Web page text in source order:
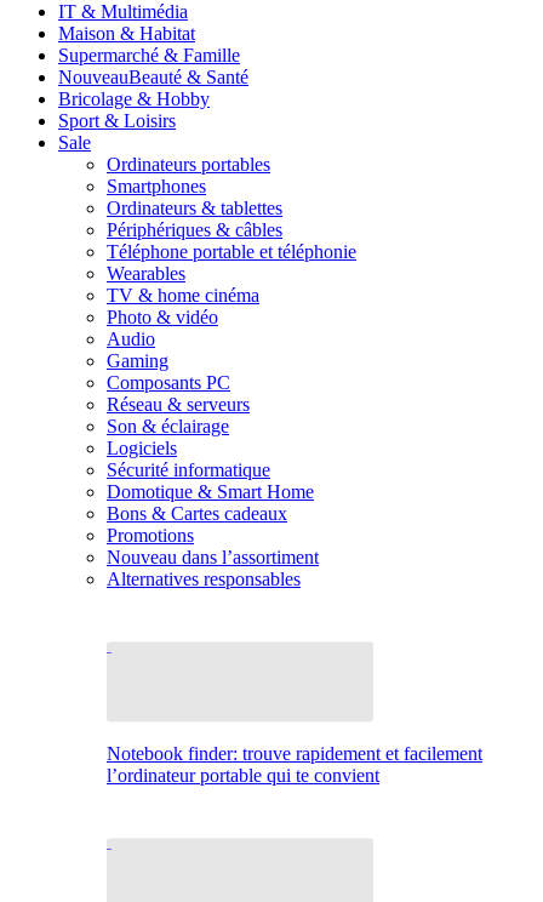
IT & Multimédia
Maison & Habitat
Supermarché & Famille
NouveauBeauté & Santé
Bricolage & Hobby
Sport & Loisirs
Sale
Ordinateurs portables
Smartphones
Ordinateurs & tablettes
Périphériques & câbles
Téléphone portable et téléphonie
Wearables
TV & home cinéma
Photo & vidéo
Audio
Gaming
Composants PC
Réseau & serveurs
Son & éclairage
Logiciels
Sécurité informatique
Domotique & Smart Home
Bons & Cartes cadeaux
Promotions
Nouveau dans l’assortiment
Alternatives responsables
Notebook finder: trouve rapidement et facilement
l’ordinateur portable qui te convient